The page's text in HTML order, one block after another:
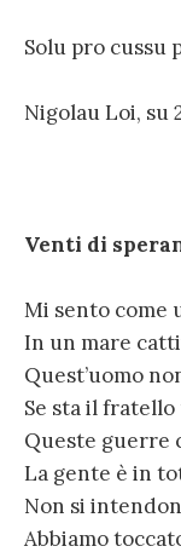
Solu pro cussu
Nigolau Loi, su
Venti di
Mi sento come
In un mare
Quest’uomo
Se sta il
Queste guerre
La gente è in
Non si
Abbiamo